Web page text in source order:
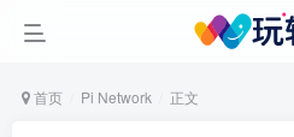
首页 Pi Network 正文